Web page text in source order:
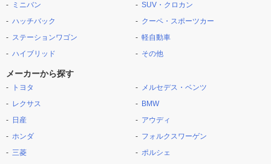
ミニバン
ハッチバック
ステーションワゴン
ハイブリッド
SUV・クロカン
クーペ・スポーツカー
軽自動車
その他
メーカーから探す
トヨタ
レクサス
日産
ホンダ
三菱
メルセデス・ベンツ
BMW
アウディ
フォルクスワーゲン
ポルシェ